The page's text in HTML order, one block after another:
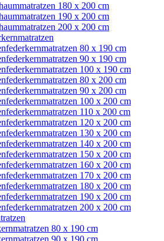
180 x 200 cm
190 x 200 cm
200 x 200 cm
80 x 190 cm
90 x 190 cm
100 x 190 cm
80 x 200 cm
90 x 200 cm
100 x 200 cm
110 x 200 cm
120 x 200 cm
130 x 200 cm
140 x 200 cm
150 x 200 cm
160 x 200 cm
170 x 200 cm
180 x 200 cm
190 x 200 cm
200 x 200 cm
80 x 190 cm
90 x 190 cm